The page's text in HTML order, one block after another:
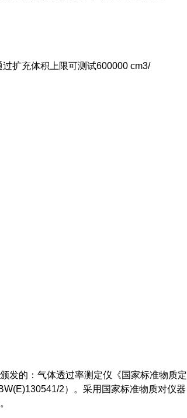
扩充体积上限可测试600000 cm3/
发的：气体透过率测定仪《国家标准物质定
2）。采用国家标准物质对仪器